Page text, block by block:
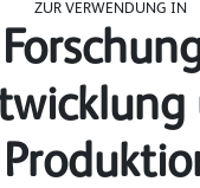
ZUR VERWENDUNG IN